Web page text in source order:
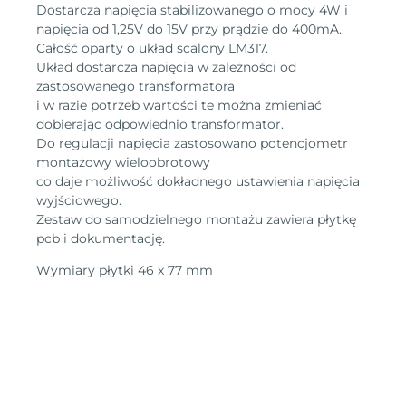
Dostarcza napięcia stabilizowanego o mocy 4W i
napięcia od 1,25V do 15V przy prądzie do 400mA.
Całość oparty o układ scalony LM317.
Układ dostarcza napięcia w zależności od
zastosowanego transformatora
i w razie potrzeb wartości te można zmieniać
dobierając odpowiednio transformator.
Do regulacji napięcia zastosowano potencjometr
montażowy wieloobrotowy
co daje możliwość dokładnego ustawienia napięcia
wyjściowego.
Zestaw do samodzielnego montażu zawiera płytkę
pcb i dokumentację.
Wymiary płytki 46 x 77 mm